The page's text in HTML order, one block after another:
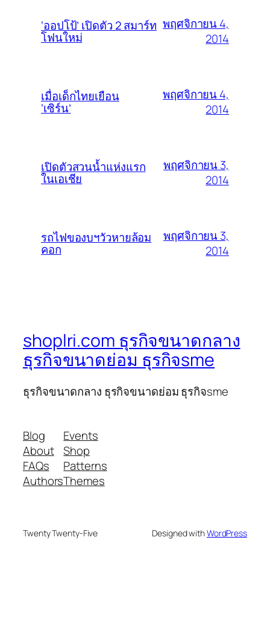
‘ออปโป้’ เปิดตัว 2 สมาร์ท
โฟนใหม่
พฤศจิกายน 4,
2014
เมื่อเด็กไทยเยือน
‘เซิร์น’
พฤศจิกายน 4,
2014
เปิดตัวสวนน้ำแห่งแรก
ในเอเชีย
พฤศจิกายน 3,
2014
รถไฟของบฯวัวหายล้อม
คอก
พฤศจิกายน 3,
2014
shoplri.com ธุรกิจขนาดกลาง
ธุรกิจขนาดย่อม ธุรกิจsme
ธุรกิจขนาดกลาง ธุรกิจขนาดย่อม ธุรกิจsme
Blog
About
FAQs
Authors
Events
Shop
Patterns
Themes
Twenty Twenty-Five Designed withWordPress